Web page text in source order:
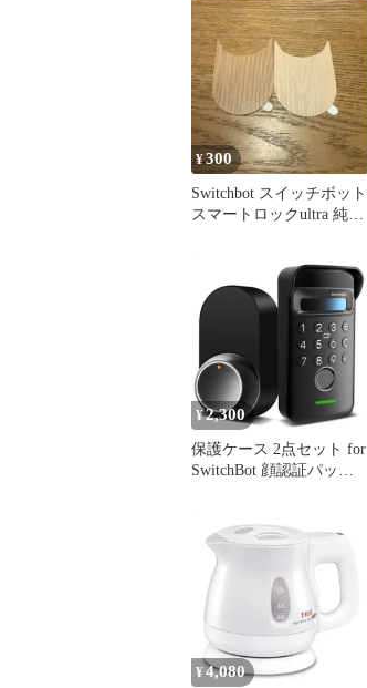
¥300
Switchbot スイッチボット
スマートロックultra 純正
¥2,300
保護ケース 2点セット for
SwitchBot 顔認証パッド
ク Ultra 鍵 カバー 夜間視
認可能 全面保護 柔らか
い 防水防塵 無臭で 耐久
性 キズ防止 顔認証パッ
ド 指紋認証 スイッチボ
ット オ
¥ 4,080